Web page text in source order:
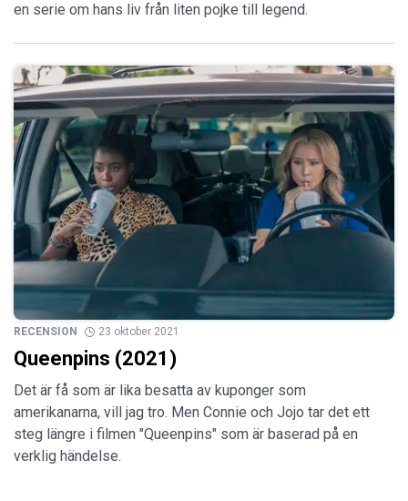
en serie om hans liv från liten pojke till legend.
RECENSION 23 oktober 2021
Queenpins (2021)
Det är få som är lika besatta av kuponger som
amerikanarna, vill jag tro. Men Connie och Jojo tar det ett
steg längre i filmen "Queenpins" som är baserad på en
verklig händelse.